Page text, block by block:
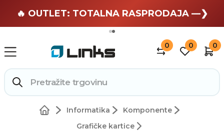
🏄 Zaslužuješ odmor —❯
🔥 OUTLET: TOTALNA RASPRODAJA —❯
0 0 0
Informatika
Komponente
Grafičke kartice